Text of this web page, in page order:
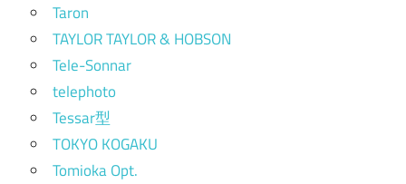
Taron
TAYLOR TAYLOR & HOBSON
Tele-Sonnar
telephoto
Tessar型
TOKYO KOGAKU
Tomioka Opt.